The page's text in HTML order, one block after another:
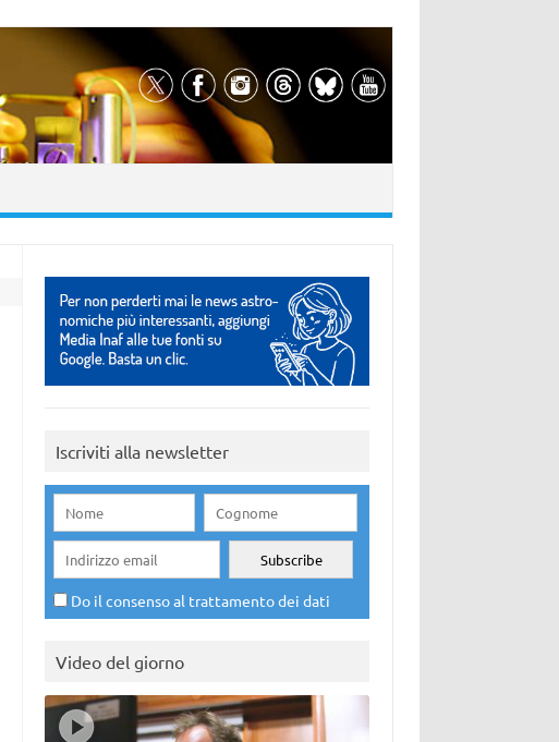
Iscriviti alla newsletter
Do il consenso al trattamento dei dati
Video del giorno